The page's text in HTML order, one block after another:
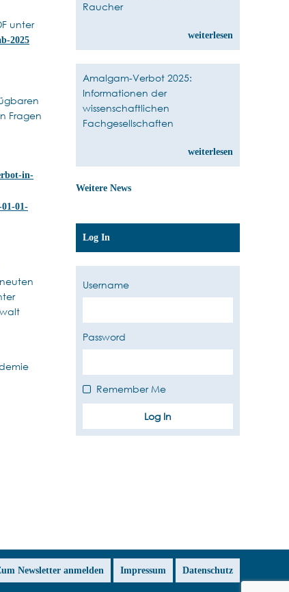
unter
2025
Fragen
in-
01-
Raucher
weiterlesen
Amalgam-Verbot 2025:
Informationen der
wissenschaftlichen
Fachgesellschaften
weiterlesen
Weitere News
Log In
Username
Password
Remember Me
Newsletter anmelden Impressum Datenschutz